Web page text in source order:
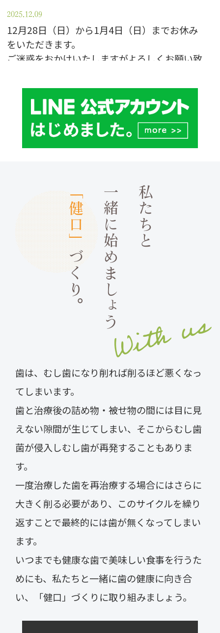
2025.12.09
12月28日（日）から1月4日（日）までお休み
をいただきます。
ご迷惑をおかけいたしますがよろしくお願い致
１２月２７日（水）午後〜１月４日（木）まで
休診となります。
ご迷惑をおかけいたしますがよろしくお願い致
１１月１８日（土）は院長研修参加の為、臨時
休業となります。
ご迷惑をおかけいたしますがよろしくお願い致
します。
2023.08.05
2023年度のお盆休みは8月10日（木）〜8月17
日（木）となります。
8月18日（金）より通常診療となります。
ご迷惑をおかけいたしますがよろしくお願い致
私たちと
一緒に始めましょう
「健口」
づくり。
歯は、むし歯になり削れば削るほど悪くなっ
てしまいます。
歯と治療後の詰め物・被せ物の間には目に見
えない隙間が生じてしまい、そこからむし歯
菌が侵入しむし歯が再発することもありま
す。
一度治療した歯を再治療する場合にはさらに
大きく削る必要があり、このサイクルを繰り
返すことで最終的には歯が無くなってしまい
ます。
いつまでも健康な歯で美味しい食事を行うた
めにも、私たちと一緒に歯の健康に向き合
い、「健口」づくりに取り組みましょう。
With us